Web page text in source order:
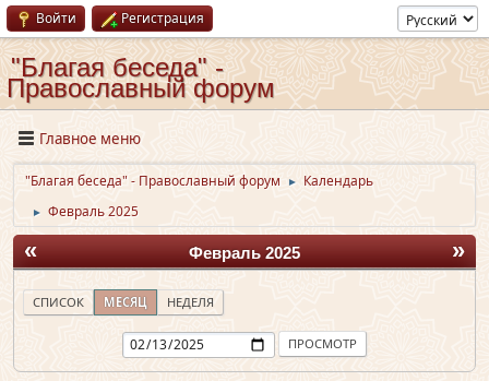
Войти Регистрация
"Благая беседа" -
Православный форум
Главное меню
"Благая беседа" - Православный форум ► Календарь
► Февраль 2025
« »
Февраль 2025
СПИСОК МЕСЯЦ НЕДЕЛЯ